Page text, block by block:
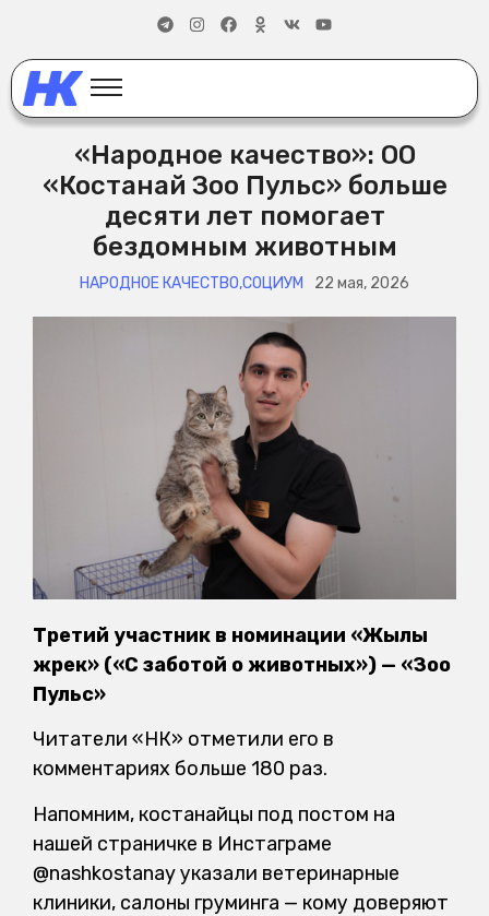
«Народное качество»: ОО
«Костанай Зоо Пульс» больше
десяти лет помогает
бездомным животным
НАРОДНОЕ КАЧЕСТВО,СОЦИУМ 22 мая, 2026
Третий участник в номинации «Жылы
жүрек» («С заботой о животных») — «Зоо
Пульс»
Читатели «НК» отметили его в
комментариях больше 180 раз.
Напомним, костанайцы под постом на
нашей страничке в Инстаграме
@nashkostanay указали ветеринарные
клиники, салоны груминга — кому доверяют